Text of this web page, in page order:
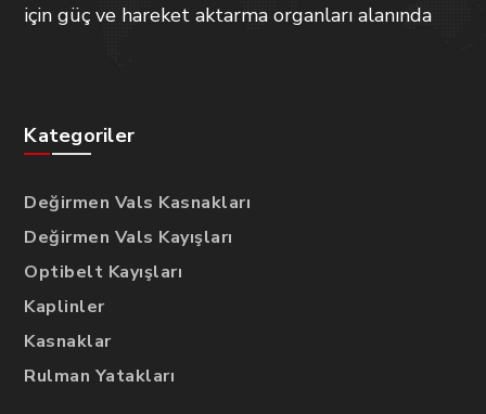
için güç ve hareket aktarma organları alanında
Kategoriler
Değirmen Vals Kasnakları
Değirmen Vals Kayışları
Optibelt Kayışları
Kaplinler
Kasnaklar
Rulman Yatakları